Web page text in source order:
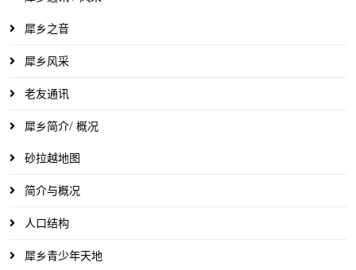
犀乡之音
犀乡风采
老友通讯
犀乡简介/ 概况
砂拉越地图
简介与概况
人口结构
犀乡青少年天地